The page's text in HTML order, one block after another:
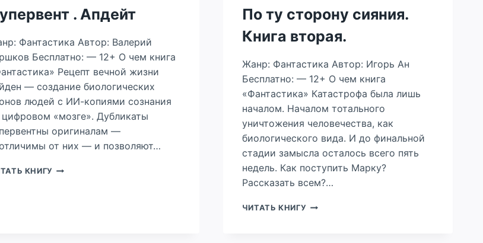
. Апдейт
Фантастика Автор: Валерий
Бесплатно: — 12+ О чем книга
Рецепт вечной жизни
— создание биологических
людей с ИИ-копиями сознания
цифровом «мозге». Дубликаты
оригиналам —
от них — и позволяют…
КНИГУ СУПЕРВЕНТ
По ту сторону сияния.
Книга вторая.
Жанр: Фантастика Автор: Игорь Ан
Бесплатно: — 12+ О чем книга
«Фантастика» Катастрофа была лишь
началом. Началом тотального
уничтожения человечества, как
биологического вида. И до финальной
стадии замысла осталось всего пять
недель. Как поступить Марку?
Рассказать всем?…
ЧИТАТЬ КНИГУ ПО